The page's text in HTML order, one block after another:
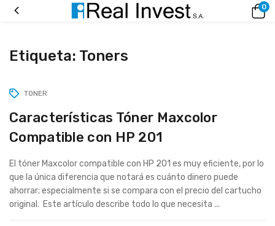
0
Etiqueta: Toners
TONER
Características Tóner Maxcolor
Compatible con HP 201
El tóner Maxcolor compatible con HP 201 es muy eficiente, por lo
que la única diferencia que notará es cuánto dinero puede
ahorrar; especialmente si se compara con el precio del cartucho
original. Este artículo describe todo lo que necesita ...